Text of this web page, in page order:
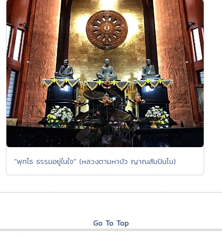
"พุทโธ ธรรมอยู่ในใจ" (หลวงตามหาบัว ญาณสัมปันโน)
Go To Top